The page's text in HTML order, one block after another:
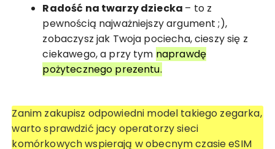
Radość na twarzy dziecka – to z
pewnością najważniejszy argument ;),
zobaczysz jak Twoja pociecha, cieszy się z
ciekawego, a przy tym naprawdę
pożytecznego prezentu.
Zanim zakupisz odpowiedni model takiego zegarka,
warto sprawdzić jacy operatorzy sieci
komórkowych wspierają w obecnym czasie eSIM